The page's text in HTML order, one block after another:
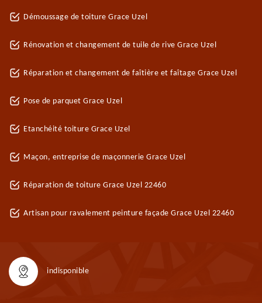
Démoussage de toiture Grace Uzel
Rénovation et changement de tuile de rive Grace Uzel
Réparation et changement de faîtière et faîtage Grace Uzel
Pose de parquet Grace Uzel
Etanchéité toiture Grace Uzel
Maçon, entreprise de maçonnerie Grace Uzel
Réparation de toiture Grace Uzel 22460
Artisan pour ravalement peinture façade Grace Uzel 22460
indisponible